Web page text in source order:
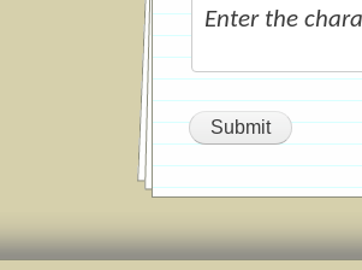
Enter the